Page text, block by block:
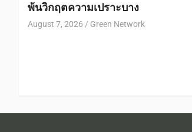
พ้นวิกฤตความเปราะบาง
August 7, 2026 Green Network